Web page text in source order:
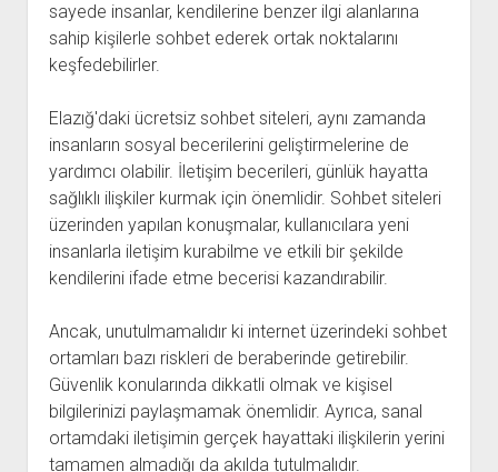
sayede insanlar, kendilerine benzer ilgi alanlarına
sahip kişilerle sohbet ederek ortak noktalarını
keşfedebilirler.
Elazığ'daki ücretsiz sohbet siteleri, aynı zamanda
insanların sosyal becerilerini geliştirmelerine de
yardımcı olabilir. İletişim becerileri, günlük hayatta
sağlıklı ilişkiler kurmak için önemlidir. Sohbet siteleri
üzerinden yapılan konuşmalar, kullanıcılara yeni
insanlarla iletişim kurabilme ve etkili bir şekilde
kendilerini ifade etme becerisi kazandırabilir.
Ancak, unutulmamalıdır ki internet üzerindeki sohbet
ortamları bazı riskleri de beraberinde getirebilir.
Güvenlik konularında dikkatli olmak ve kişisel
bilgilerinizi paylaşmamak önemlidir. Ayrıca, sanal
ortamdaki iletişimin gerçek hayattaki ilişkilerin yerini
tamamen almadığı da akılda tutulmalıdır.